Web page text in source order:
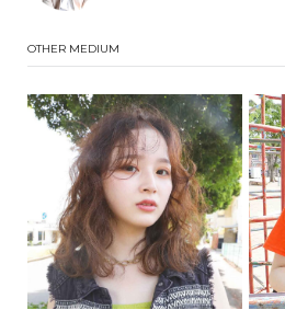
OTHER MEDIUM